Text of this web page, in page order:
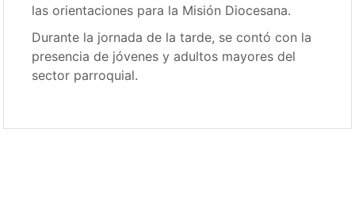
las orientaciones para la Misión Diocesana.
Durante la jornada de la tarde, se contó con la
presencia de jóvenes y adultos mayores del
sector parroquial.